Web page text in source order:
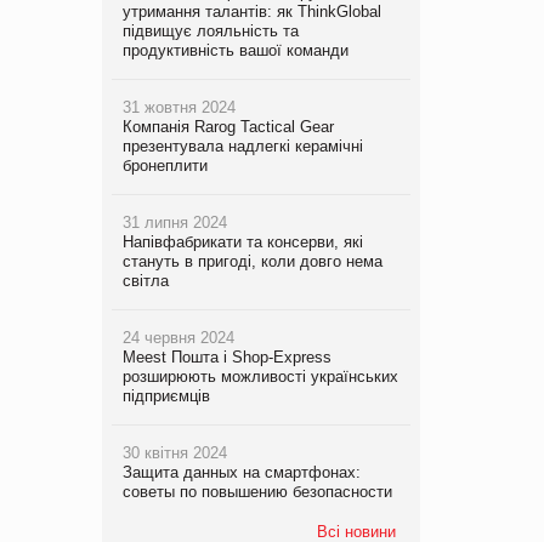
утримання талантів: як ThinkGlobal
підвищує лояльність та
продуктивність вашої команди
31 жовтня 2024
Компанія Rarog Tactical Gear
презентувала надлегкі керамічні
бронеплити
31 липня 2024
Напівфабрикати та консерви, які
стануть в пригоді, коли довго нема
світла
24 червня 2024
Meest Пошта і Shop-Express
розширюють можливості українських
підприємців
30 квітня 2024
Защита данных на смартфонах:
советы по повышению безопасности
Всі новини